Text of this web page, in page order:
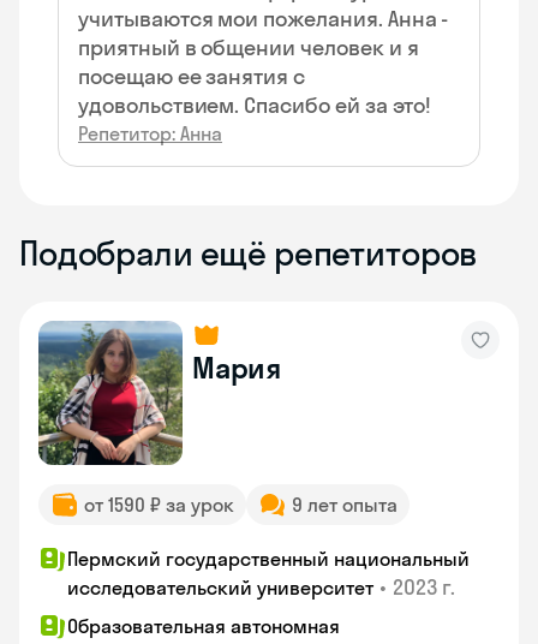
учитываются мои пожелания. Анна -
приятный в общении человек и я
посещаю ее занятия с
удовольствием. Спасибо ей за это!
Репетитор: Анна
Подобрали ещё репетиторов
Мария
от 1590 ₽ за урок 9 лет опыта
Пермский государственный национальный
исследовательский университет • 2023 г.
Образовательная автономная